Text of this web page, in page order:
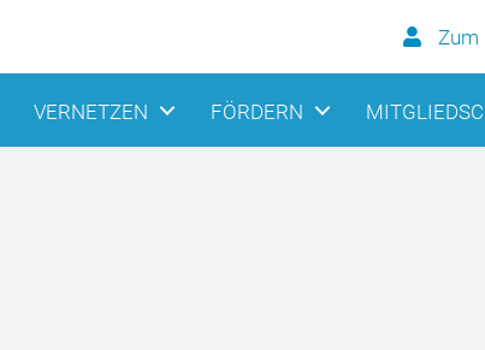
Zum
VERNETZEN FÖRDERN